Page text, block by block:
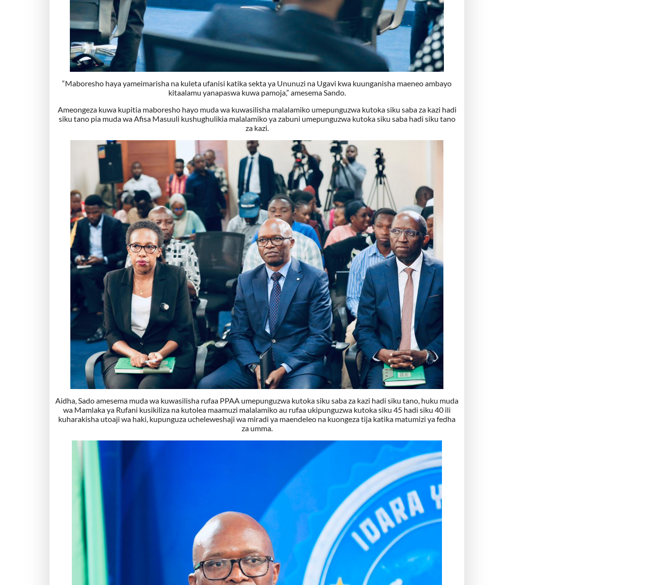
“Maboresho haya yameimarisha na kuleta ufanisi katika sekta ya Ununuzi na Ugavi kwa kuunganisha maeneo ambayo
kitaalamu yanapaswa kuwa pamoja,” amesema Sando.
Ameongeza kuwa kupitia maboresho hayo muda wa kuwasilisha malalamiko umepunguzwa kutoka siku saba za kazi hadi
siku tano pia muda wa Afisa Masuuli kushughulikia malalamiko ya zabuni umepunguzwa kutoka siku saba hadi siku tano
za kazi.
Aidha, Sado amesema muda wa kuwasilisha rufaa PPAA umepunguzwa kutoka siku saba za kazi hadi siku tano, huku muda
wa Mamlaka ya Rufani kusikiliza na kutolea maamuzi malalamiko au rufaa ukipunguzwa kutoka siku 45 hadi siku 40 ili
kuharakisha utoaji wa haki, kupunguza ucheleweshaji wa miradi ya maendeleo na kuongeza tija katika matumizi ya fedha
za umma.